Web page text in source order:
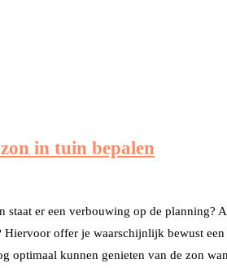
in tuin bepalen
staat er een verbouwing op de
Hiervoor offer je waarschijnlijk bewust
optimaal kunnen genieten van de zon